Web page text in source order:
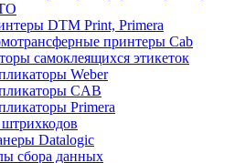
DTM Print, Primera
принтеры Cab
самоклеящихся этикеток
Weber
CAB
Primera
Datalogic
сбора данных